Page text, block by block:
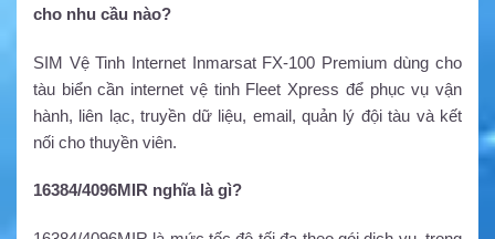
cho nhu cầu nào?
SIM Vệ Tinh Internet Inmarsat FX-100 Premium dùng cho
tàu biển cần internet vệ tinh Fleet Xpress để phục vụ vận
hành, liên lạc, truyền dữ liệu, email, quản lý đội tàu và kết
nối cho thuyền viên.
16384/4096MIR nghĩa là gì?